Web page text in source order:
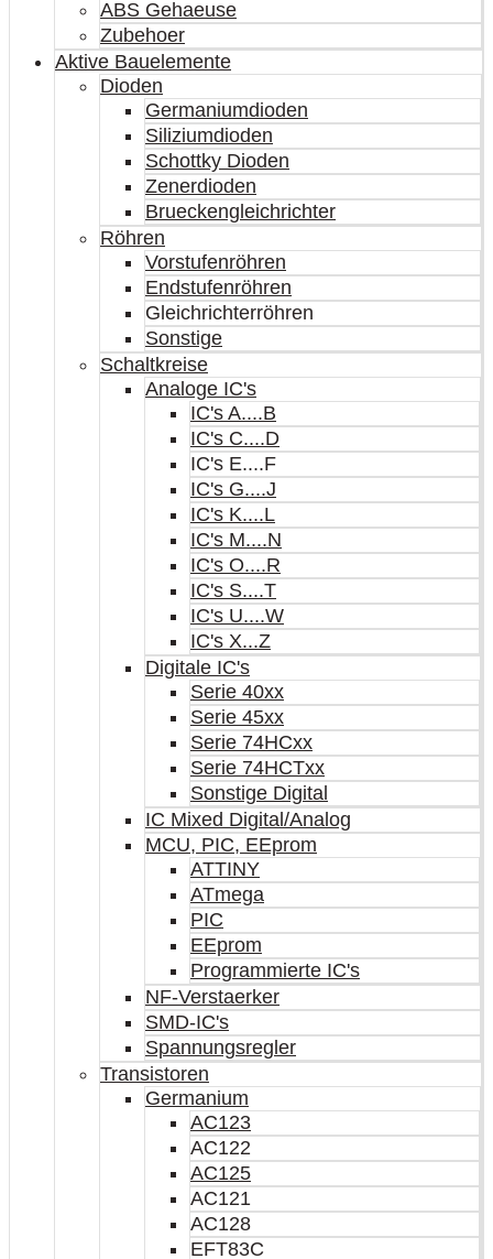
ABS Gehaeuse
Zubehoer
Aktive Bauelemente
Dioden
Germaniumdioden
Siliziumdioden
Schottky Dioden
Zenerdioden
Brueckengleichrichter
Röhren
Vorstufenröhren
Endstufenröhren
Gleichrichterröhren
Sonstige
Schaltkreise
Analoge IC's
IC's A....B
IC's C....D
IC's E....F
IC's G....J
IC's K....L
IC's M....N
IC's O....R
IC's S....T
IC's U....W
IC's X...Z
Digitale IC's
Serie 40xx
Serie 45xx
Serie 74HCxx
Serie 74HCTxx
Sonstige Digital
IC Mixed Digital/Analog
MCU, PIC, EEprom
ATTINY
ATmega
PIC
EEprom
Programmierte IC's
NF-Verstaerker
SMD-IC's
Spannungsregler
Transistoren
Germanium
AC123
AC122
AC125
AC121
AC128
EFT83C